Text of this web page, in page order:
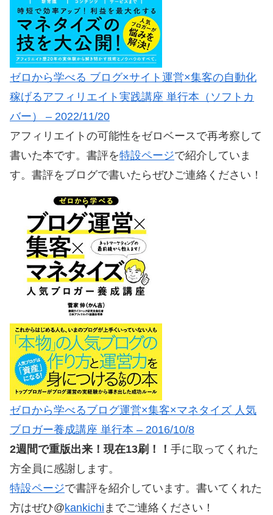
ゼロから学べる ブログ×サイト運営×集客の自動化
稼げるアフィリエイト実践講座 単行本（ソフトカ
バー） – 2022/11/20
アフィリエイトの可能性をゼロベースで再考察して
書いた本です。書評を特設ページで紹介していま
す。書評をブログで書いたらぜひご連絡ください！
ゼロから学べるブログ運営×集客×マネタイズ 人気
ブロガー養成講座 単行本 – 2016/10/8
2週間で重版出来！現在13刷！！ 手に取ってくれた
方全員に感謝します。
特設ページで書評を紹介しています。書いてくれた
方はぜひ@kankichi までご連絡ください！